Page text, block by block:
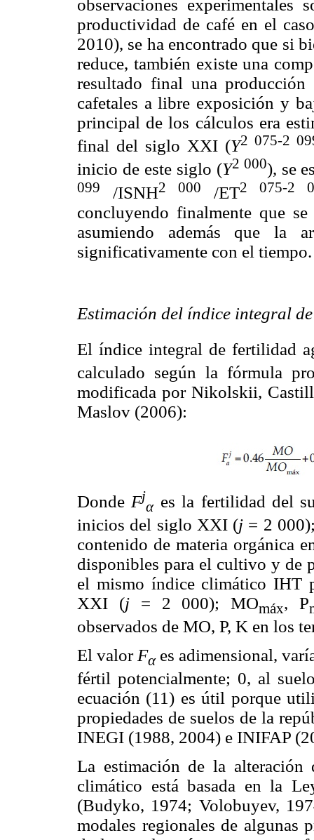
observaciones
productividad de café en el
2010), se ha encontrado que si
reduce, también existe una
resultado final una
cafetales a libre exposición y
principal de los cálculos era
final del siglo XXI (Y2 075-2
inicio de este siglo (Y2 000), se
099 /ISNH2 000 /ET2 075-2
concluyendo finalmente que
asumiendo además que la
significativamente con el tiempo.
Estimación del índice integral
El índice integral de fertilidad
calculado según la fórmula
modificada por Nikolskii,
Maslov (2006):
Donde Fj
αes la fertilidad del
inicios del siglo XXI (j = 2
contenido de materia orgánica
disponibles para el cultivo y de
el mismo índice climático IHT
XXI (j= 2 000); MOmáx, P
observados de MO, P, K en los
El valor Fαes adimensional,
fértil potencialmente; 0, al
ecuación (11) es útil porque
propiedades de suelos de la
INEGI (1988, 2004) e INIFAP
La estimación de la
climático está basada en la
(Budyko, 1974; Volobuyev,
modales regionales de algunas